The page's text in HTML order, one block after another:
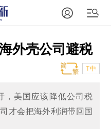
外壳公司避税
T中
，美国应该降低公司税
才会把海外利润带回国